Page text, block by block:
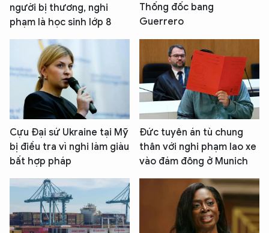
người bị thương, nghi
phạm là học sinh lớp 8
Thống đốc bang
Guerrero
Cựu Đại sứ Ukraine tại Mỹ
bị điều tra vì nghi làm giàu
bất hợp pháp
Đức tuyên án tù chung
thân với nghi phạm lao xe
vào đám đông ở Munich